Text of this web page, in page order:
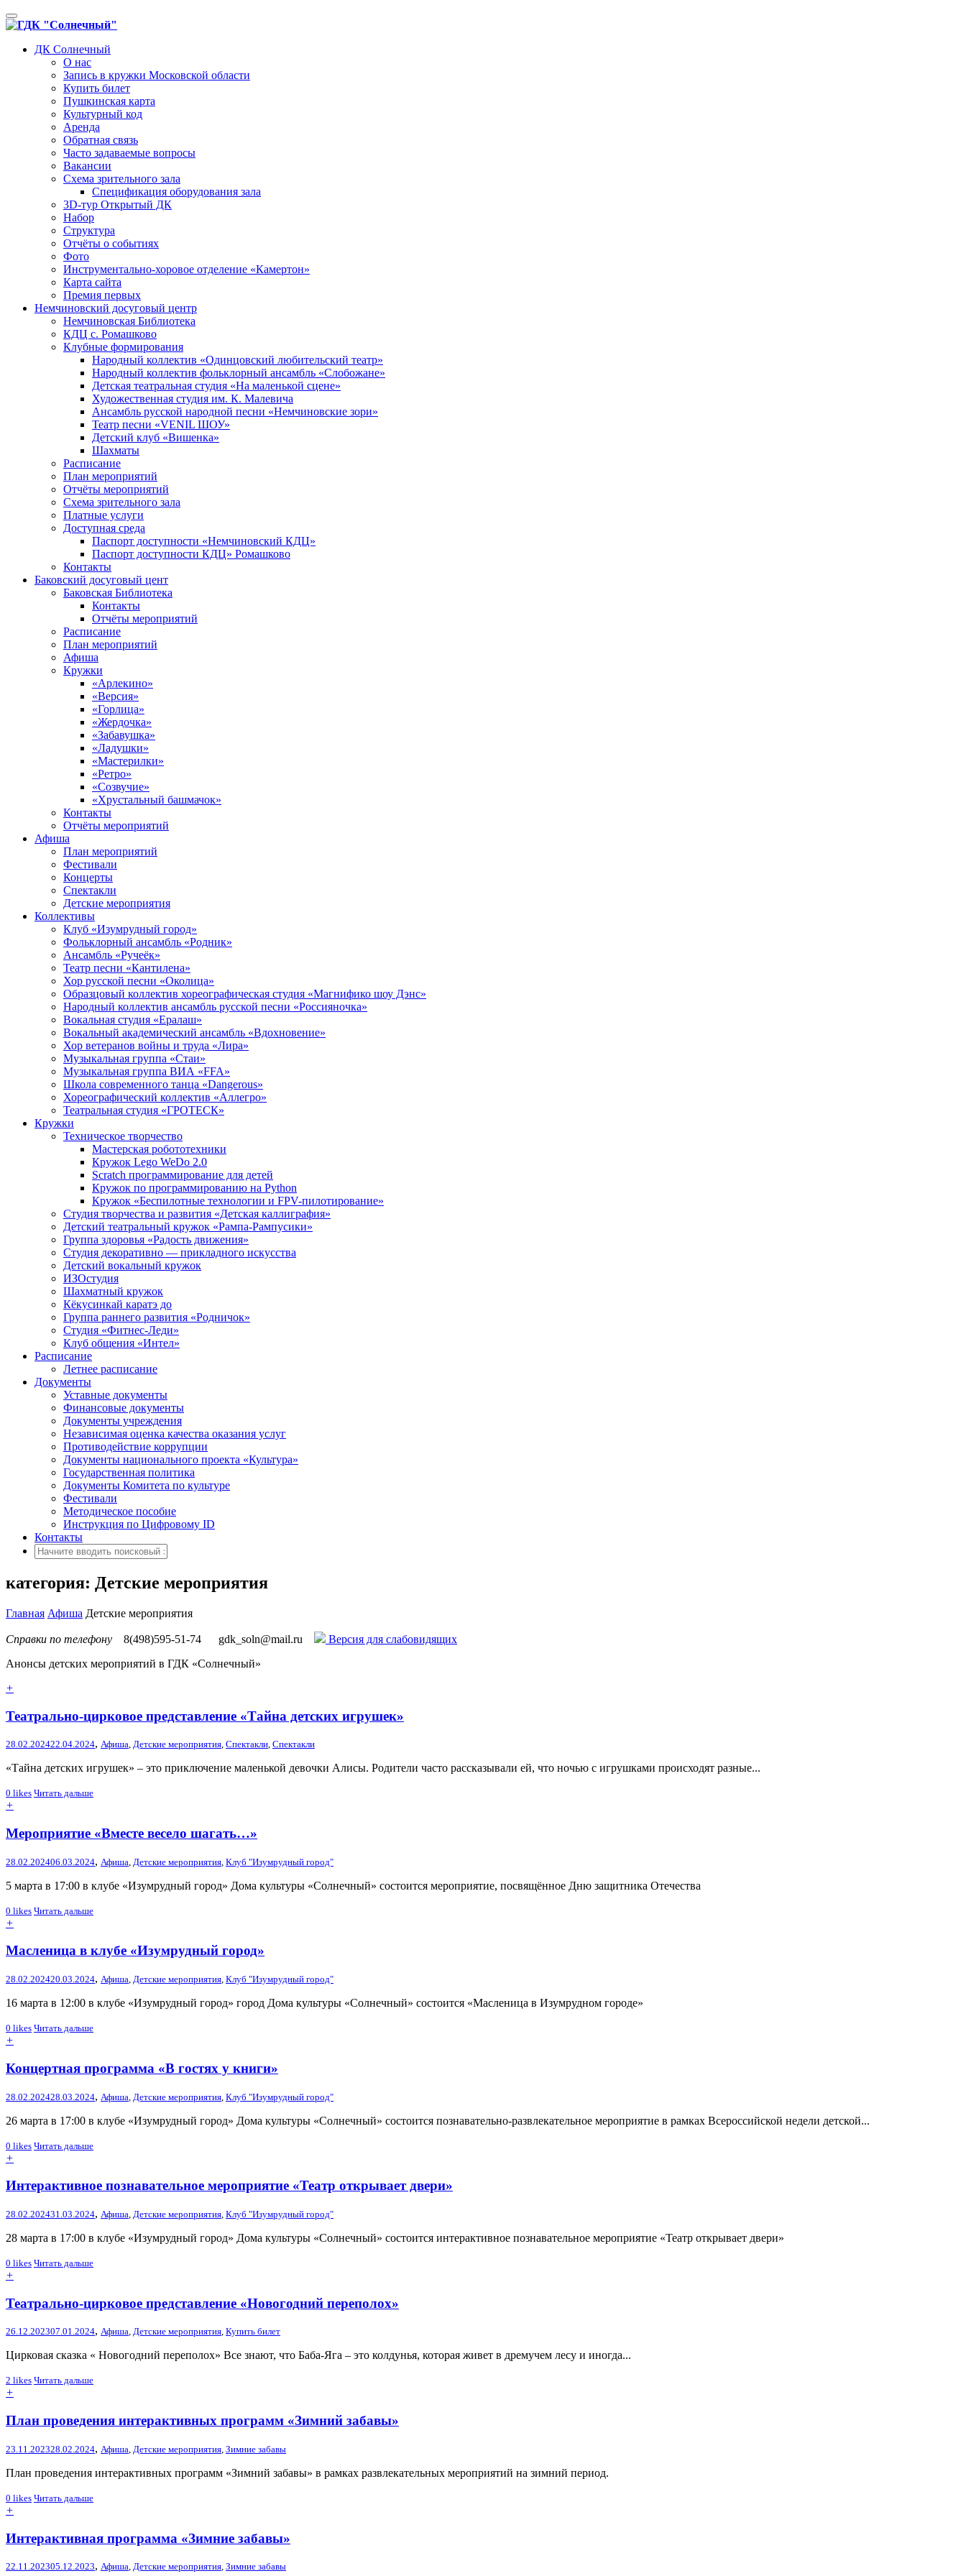
Toggle
navigation
ДК Солнечный
О нас
Запись в кружки Московской области
Купить билет
Пушкинская карта
Культурный код
Аренда
Обратная связь
Часто задаваемые вопросы
Вакансии
Схема зрительного зала
Спецификация оборудования зала
3D-тур Открытый ДК
Набор
Структура
Отчёты о событиях
Фото
Инструментально-хоровое отделение «Камертон»
Карта сайта
Премия первых
Немчиновский досуговый центр
Немчиновская Библиотека
КДЦ с. Ромашково
Клубные формирования
Народный коллектив «Одинцовский любительский театр»
Народный коллектив фольклорный ансамбль «Слобожане»
Детская театральная студия «На маленькой сцене»
Художественная студия им. К. Малевича
Ансамбль русской народной песни «Немчиновские зори»
Театр песни «VENIL ШОУ»
Детский клуб «Вишенка»
Шахматы
Расписание
План мероприятий
Отчёты мероприятий
Схема зрительного зала
Платные услуги
Доступная среда
Паспорт доступности «Немчиновский КДЦ»
Паспорт доступности КДЦ» Ромашково
Контакты
Баковский досуговый цент
Баковская Библиотека
Контакты
Отчёты мероприятий
Расписание
План мероприятий
Афиша
Кружки
«Арлекино»
«Версия»
«Горлица»
«Жердочка»
«Забавушка»
«Ладушки»
«Мастерилки»
«Ретро»
«Созвучие»
«Хрустальный башмачок»
Контакты
Отчёты мероприятий
Афиша
План мероприятий
Фестивали
Концерты
Спектакли
Детские мероприятия
Коллективы
Клуб «Изумрудный город»
Фольклорный ансамбль «Родник»
Ансамбль «Ручеёк»
Театр песни «Кантилена»
Хор русской песни «Околица»
Образцовый коллектив хореографическая студия «Магнифико шоу Дэнс»
Народный коллектив ансамбль русской песни «Россияночка»
Вокальная студия «Ералаш»
Вокальный академический ансамбль «Вдохновение»
Хор ветеранов войны и труда «Лира»
Музыкальная группа «Стаи»
Музыкальная группа ВИА «FFA»
Школа современного танца «Dangerous»
Хореографический коллектив «Аллегро»
Театральная студия «ГРОТЕСК»
Кружки
Техническое творчество
Мастерская робототехники
Кружок Lego WeDo 2.0
Scratch программирование для детей
Кружок по программированию на Python
Кружок «Беспилотные технологии и FPV-пилотирование»
Студия творчества и развития «Детская каллиграфия»
Детский театральный кружок «Рампа-Рампусики»
Группа здоровья «Радость движения»
Студия декоративно — прикладного искусства
Детский вокальный кружок
ИЗОстудия
Шахматный кружок
Кёкусинкай каратэ до
Группа раннего развития «Родничок»
Cтудия «Фитнес-Леди»
Клуб общения «Интел»
Расписание
Летнее расписание
Документы
Уставные документы
Финансовые документы
Документы учреждения
Независимая оценка качества оказания услуг
Противодействие коррупции
Документы национального проекта «Культура»
Государственная политика
Документы Комитета по культуре
Фестивали
Методическое пособие
Инструкция по Цифровому ID
Контакты
категория: Детские мероприятия
Главная Афиша Детские мероприятия
Справки по телефону 8(498)595-51-74 gdk_soln@mail.ru
Версия для слабовидящих
Анонсы детских мероприятий в ГДК «Солнечный»
+
Театрально-цирковое представление «Тайна детских игрушек»
28.02.202422.04.2024, Афиша, Детские мероприятия, Спектакли, Спектакли
«Тайна детских игрушек» – это приключение маленькой девочки Алисы. Родители часто рассказывали ей, что ночью с игрушками происходят разные...
0 likes Читать дальше
+
Мероприятие «Вместе весело шагать…»
28.02.202406.03.2024, Афиша Детские мероприятия Клуб "Изумрудный город"
5 марта в 17:00 в клубе «Изумрудный город» Дома культуры «Солнечный» состоится мероприятие, посвящённое Дню защитника Отечества
0 likes Читать дальше
+
Масленица в клубе «Изумрудный город»
28.02.202420.03.2024, Афиша, Детские мероприятия, Клуб "Изумрудный город"
16 марта в 12:00 в клубе «Изумрудный город» город Дома культуры «Солнечный» состоится «Масленица в Изумрудном городе»
0 likes Читать дальше
+
Концертная программа «В гостях у книги»
28.02.202428.03.2024, Афиша Детские мероприятия Клуб "Изумрудный город"
26 марта в 17:00 в клубе «Изумрудный город» Дома культуры «Солнечный» состоится познавательно-развлекательное мероприятие в рамках Всероссийской недели детской...
0 likes Читать дальше
+
Интерактивное познавательное мероприятие «Театр открывает двери»
28.02.202431.03.2024, Афиша, Детские мероприятия, Клуб "Изумрудный город"
28 марта в 17:00 в клубе «Изумрудный город» Дома культуры «Солнечный» состоится интерактивное познавательное мероприятие «Театр открывает двери»
0 likes Читать дальше
+
Театрально-цирковое представление «Новогодний переполох»
26.12.202307.01.2024, Афиша, Детские мероприятия, Купить билет
Цирковая сказка « Новогодний переполох» Все знают, что Баба-Яга – это колдунья, которая живет в дремучем лесу и иногда...
2 likes Читать дальше
+
План проведения интерактивных программ «Зимний забавы»
23.11.202328.02.2024, Афиша Детские мероприятия Зимние забавы
План проведения интерактивных программ «Зимний забавы» в рамках развлекательных мероприятий на зимний период.
0 likes Читать дальше
+
Интерактивная программа «Зимние забавы»
22.11.202305.12.2023, Афиша, Детские мероприятия, Зимние забавы